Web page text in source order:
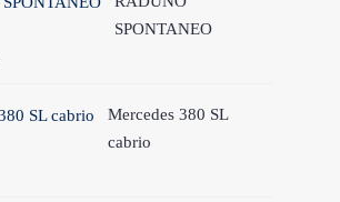
SPONTANEO
Mercedes 380 SL
cabrio